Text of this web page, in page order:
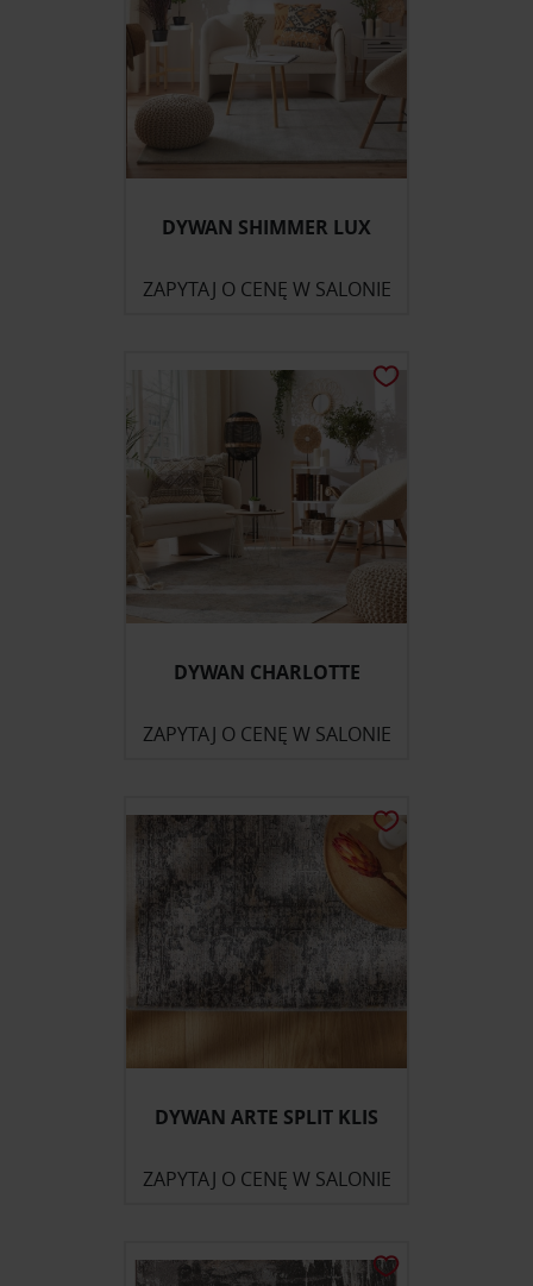
DYWAN SHIMMER LUX
ZAPYTAJ O CENĘ W SALONIE
DYWAN CHARLOTTE
ZAPYTAJ O CENĘ W SALONIE
DYWAN ARTE SPLIT KLIS
ZAPYTAJ O CENĘ W SALONIE